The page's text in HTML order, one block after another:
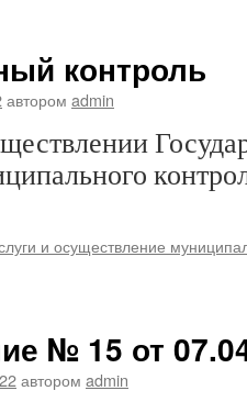
контроль
автором admin
и осуществление
№ 15 от
автором admin